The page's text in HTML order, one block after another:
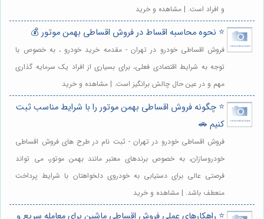
و افراد است. | مشاهده و خرید
⭐️ نحوه محاسبه اقساط در فروش اقساطی بهمن موتور 💰
فروش اقساطی خودرو در تهران - مقدمه خرید خودرو ، به خصوص با
توجه به شرایط اقتصادی فعلی، برای بسیاری از افراد یک سرمایه گذاری
مهم و در عین حال چالش برانگیز است. | مشاهده و خرید
⭐️ چگونه فروش اقساطی بهمن موتور را با شرایط مناسب ثبت
کنیم 🚗
فروش اقساطی خودرو در تهران - ثبت نام در طرح های فروش اقساطی
خودروسازان، به خصوص برندهای معتبر مانند بهمن موتور، می تواند
فرصتی عالی برای دستیابی به خودروی دلخواهتان با شرایط پرداخت
منعطف باشد. | مشاهده و خرید